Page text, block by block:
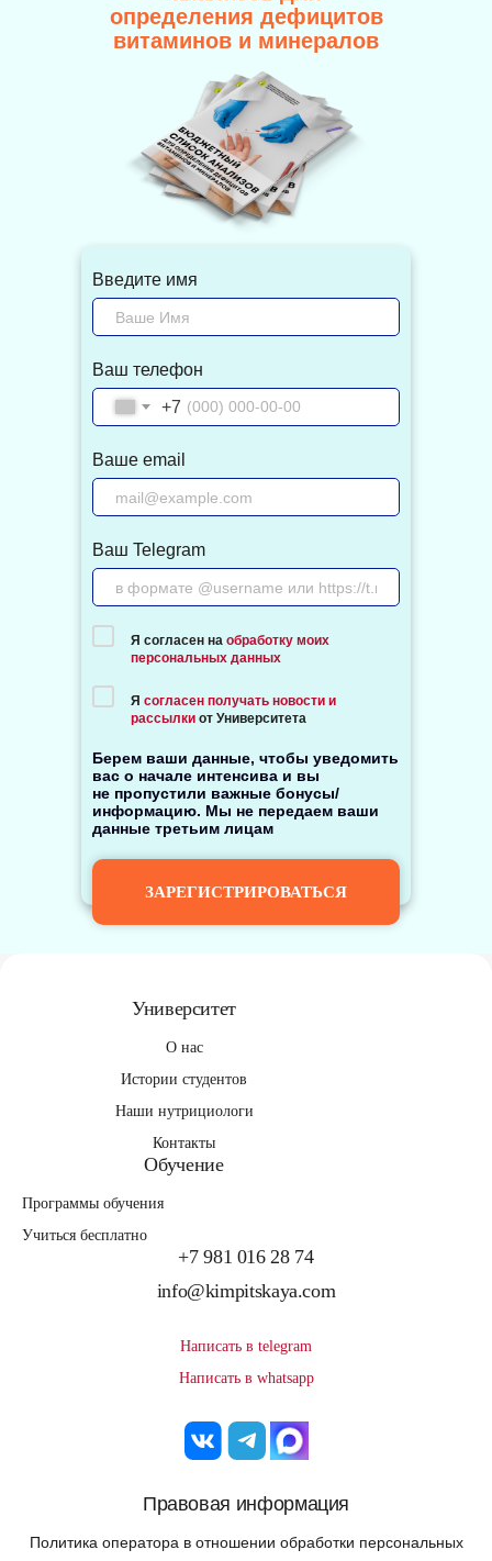
Введите имя
Ваш телефон
+7
Ваше email
Ваш Telegram
Я согласен на обработку моих
персональных данных
Я согласен получать новости и
рассылки от Университета
Берем ваши данные, чтобы уведомить
вас о начале интенсива и вы
не пропустили важные бонусы/
информацию. Мы не передаем ваши
данные третьим лицам
ЗАРЕГИСТРИРОВАТЬСЯ
определения дефицитов
витаминов и минералов
Правовая информация
Политика оператора в отношении обработки персональных
+7 981 016 28 74
info@kimpitskaya.com
Написать в telegram
Написать в whatsapp
Университет
О нас
Истории студентов
Наши нутрициологи
Контакты
Обучение
Программы обучения
Учиться бесплатно